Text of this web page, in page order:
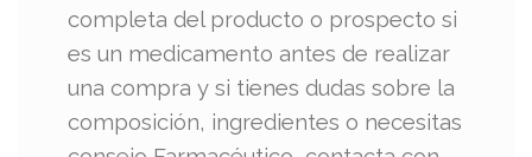
completa del producto o prospecto si
es un medicamento antes de realizar
una compra y si tienes dudas sobre la
composición, ingredientes o necesitas